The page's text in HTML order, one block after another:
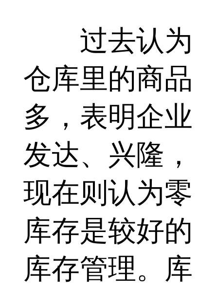
过去认为
仓库里的商品
多，表明企业
发达、兴隆，
现在则认为零
库存是较好的
库存管理。库